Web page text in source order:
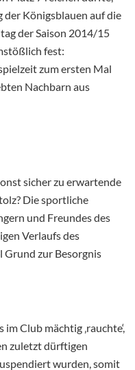
Königsblauen auf die
der Saison 2014/15
fest:
zum ersten Mal
Nachbarn aus
sicher zu erwartende
Die sportliche
und Freundes des
Verlaufs des
Grund zur Besorgnis
Club mächtig ‚rauchte‘,
zuletzt dürftigen
wurden, somit